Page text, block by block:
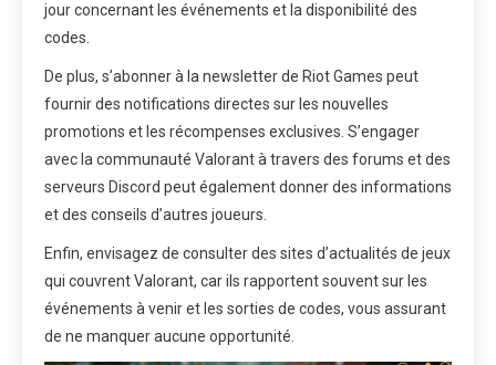
jour concernant les événements et la disponibilité des
codes.
De plus, s’abonner à la newsletter de Riot Games peut
fournir des notifications directes sur les nouvelles
promotions et les récompenses exclusives. S’engager
avec la communauté Valorant à travers des forums et des
serveurs Discord peut également donner des informations
et des conseils d’autres joueurs.
Enfin, envisagez de consulter des sites d’actualités de jeux
qui couvrent Valorant, car ils rapportent souvent sur les
événements à venir et les sorties de codes, vous assurant
de ne manquer aucune opportunité.